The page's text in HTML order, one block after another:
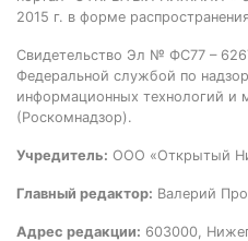
2015 г. в форме
Свидетельство Эл № ФС77 –
Федеральной службой по
информационных технологий и
(Роскомнадзор).
Учредитель: ООО «Открытый
Главный редактор: Валерий
Адрес редакции: 603000,